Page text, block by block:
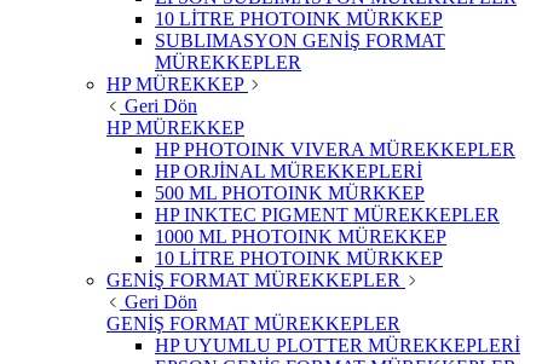
10 LİTRE PHOTOINK MÜRKKEP
SUBLIMASYON GENİŞ FORMAT
MÜREKKEPLER
HP MÜREKKEP
Geri Dön
HP MÜREKKEP
HP PHOTOINK VIVERA MÜREKKEPLER
HP ORJİNAL MÜREKKEPLERİ
500 ML PHOTOINK MÜRKKEP
HP INKTEC PIGMENT MÜREKKEPLER
1000 ML PHOTOINK MÜREKKEP
10 LİTRE PHOTOINK MÜRKKEP
GENİŞ FORMAT MÜREKKEPLER
Geri Dön
GENİŞ FORMAT MÜREKKEPLER
HP UYUMLU PLOTTER MÜREKKEPLERİ